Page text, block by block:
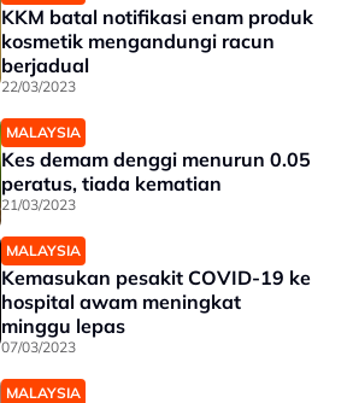
KKM batal notifikasi enam produk
kosmetik mengandungi racun
berjadual
22/03/2023
MALAYSIA
Kes demam denggi menurun 0.05
peratus, tiada kematian
21/03/2023
MALAYSIA
Kemasukan pesakit COVID-19 ke
hospital awam meningkat
minggu lepas
07/03/2023
MALAYSIA